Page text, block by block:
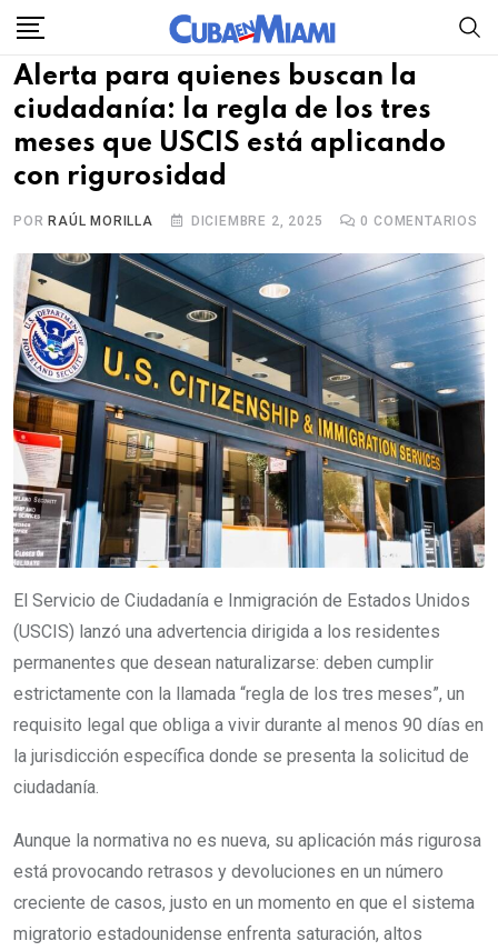
Skip
content
Alerta para quienes buscan la
ciudadanía: la regla de los tres
meses que USCIS está aplicando
con rigurosidad
POR RAÚL MORILLA DICIEMBRE 2, 2025 0 COMENTARIOS
El Servicio de Ciudadanía e Inmigración de Estados Unidos
(USCIS) lanzó una advertencia dirigida a los residentes
permanentes que desean naturalizarse: deben cumplir
estrictamente con la llamada “regla de los tres meses”, un
requisito legal que obliga a vivir durante al menos 90 días en
la jurisdicción específica donde se presenta la solicitud de
ciudadanía.
Aunque la normativa no es nueva, su aplicación más rigurosa
está provocando retrasos y devoluciones en un número
creciente de casos, justo en un momento en que el sistema
migratorio estadounidense enfrenta saturación, altos